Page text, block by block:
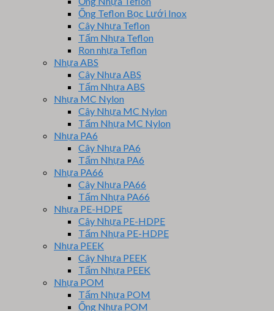
Ống Teflon Bọc Lưới Inox
Cây Nhựa Teflon
Tấm Nhựa Teflon
Ron nhựa Teflon
Nhựa ABS
Cây Nhựa ABS
Tấm Nhựa ABS
Nhựa MC Nylon
Cây Nhựa MC Nylon
Tấm Nhựa MC Nylon
Nhựa PA6
Cây Nhựa PA6
Tấm Nhựa PA6
Nhựa PA66
Cây Nhựa PA66
Tấm Nhựa PA66
Nhựa PE-HDPE
Cây Nhựa PE-HDPE
Tấm Nhựa PE-HDPE
Nhựa PEEK
Cây Nhựa PEEK
Tấm Nhựa PEEK
Nhựa POM
Tấm Nhựa POM
Ống Nhựa POM